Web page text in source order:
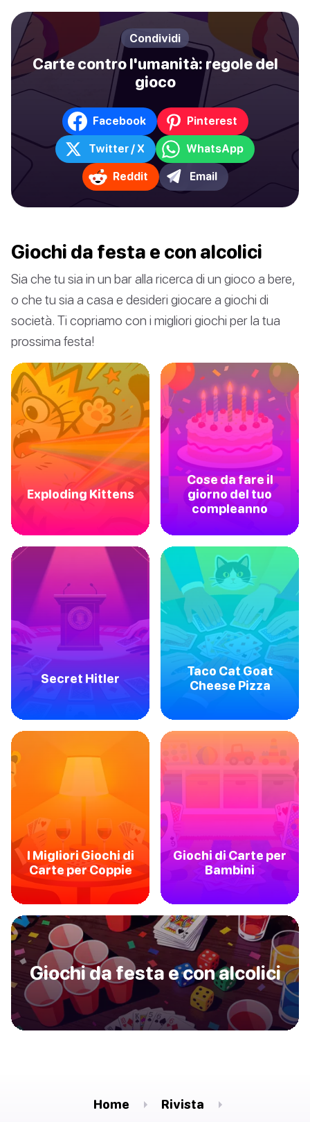
Condividi
Carte contro l'umanità: regole del
gioco
Facebook Pinterest
Twitter / X WhatsApp
Reddit Email
Giochi da festa e con alcolici
Sia che tu sia in un bar alla ricerca di un gioco a bere,
o che tu sia a casa e desideri giocare a giochi di
società. Ti copriamo con i migliori giochi per la tua
prossima festa!
Exploding Kittens
Cose da fare il
giorno del tuo
compleanno
Secret Hitler
Taco Cat Goat
Cheese Pizza
I Migliori Giochi di
Carte per Coppie
Giochi di Carte per
Bambini
Giochi da festa e con alcolici
Home
Rivista